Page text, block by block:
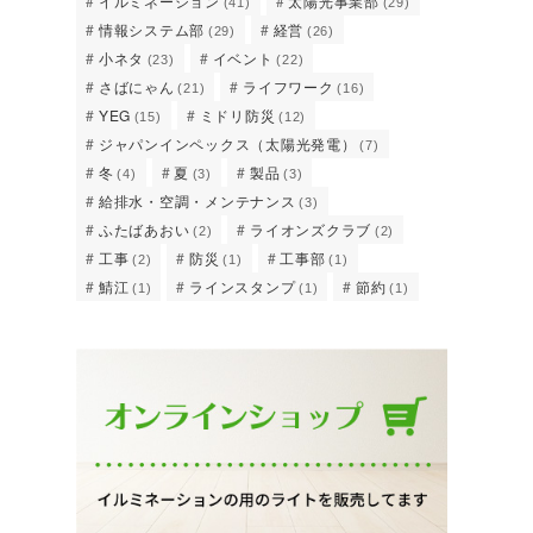
情報システム部 (29) 経営 (26)
小ネタ (23) イベント (22)
さばにゃん (21) ライフワーク (16)
YEG (15) ミドリ防災 (12)
ジャパンインペックス（太陽光発電） (7)
冬 (4) 夏 (3) 製品 (3)
給排水・空調・メンテナンス (3)
ふたばあおい (2) ライオンズクラブ (2)
工事 (2) 防災 (1) 工事部 (1)
鯖江 (1) ラインスタンプ (1) 節約 (1)